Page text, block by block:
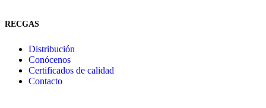
RECGAS
Distribución
Conócenos
Certificados de calidad
Contacto